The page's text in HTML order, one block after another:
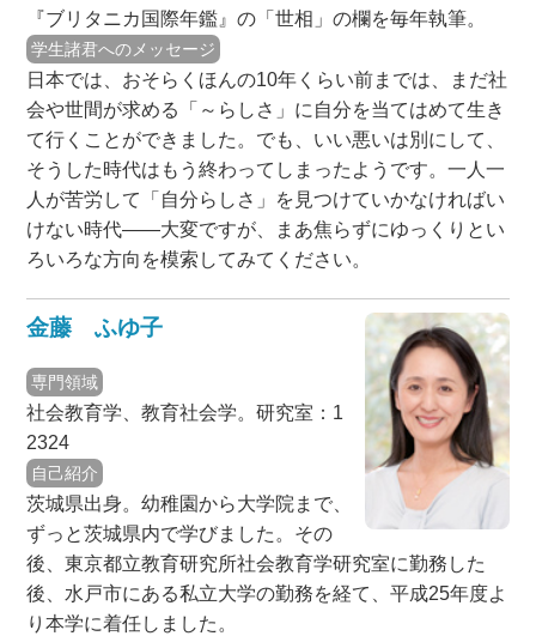
『ブリタニカ国際年鑑』の「世相」の欄を毎年執筆。
学生諸君へのメッセージ
日本では、おそらくほんの10年くらい前までは、まだ社
会や世間が求める「～らしさ」に自分を当てはめて生き
て行くことができました。でも、いい悪いは別にして、
そうした時代はもう終わってしまったようです。一人一
人が苦労して「自分らしさ」を見つけていかなければい
けない時代――大変ですが、まあ焦らずにゆっくりとい
ろいろな方向を模索してみてください。
金藤 ふゆ子
専門領域
社会教育学、教育社会学。研究室：1
2324
自己紹介
茨城県出身。幼稚園から大学院まで、
ずっと茨城県内で学びました。その
後、東京都立教育研究所社会教育学研究室に勤務した
後、水戸市にある私立大学の勤務を経て、平成25年度よ
り本学に着任しました。